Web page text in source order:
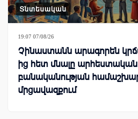
Տնտեսական
19:07 07/08/26
Չինաստանն արագորեն
ից հետ մնալը արհեստական
բանականության
մրցավազքում